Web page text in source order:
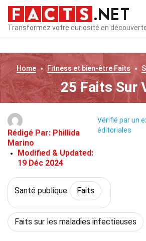
Transformez votre curiosité en
Home Fitness et bien-êtreFaits
25 Faits Sur
Rédigé Par: Phillida
Marino
Modified & Updated:
19 Déc 2024
Vérifié par un
éditoriales
Santé publique Faits
Faits sur les maladies infectieuses